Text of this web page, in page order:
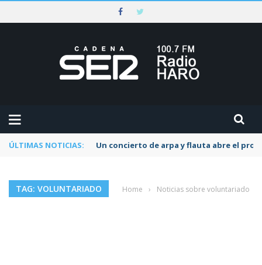
ÚLTIMAS NOTICIAS: Un concierto de arpa y flauta abre el
TAG: VOLUNTARIADO Home › Noticias sobre voluntariado